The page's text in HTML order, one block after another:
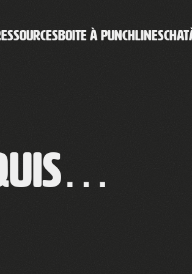
BOITE À PUNCHLINESCHAT